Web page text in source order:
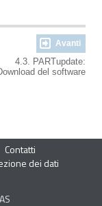
Avanti
4.3. PARTupdate:
del software
Contatti
dei dati